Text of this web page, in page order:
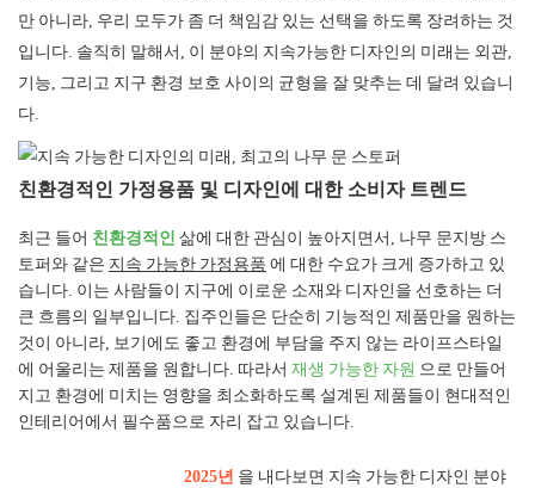
만 아니라, 우리 모두가 좀 더 책임감 있는 선택을 하도록 장려하는 것
입니다. 솔직히 말해서, 이 분야의 지속가능한 디자인의 미래는 외관,
기능, 그리고 지구 환경 보호 사이의 균형을 잘 맞추는 데 달려 있습니
다.
친환경적인 가정용품 및 디자인에 대한 소비자 트렌드
최근 들어 친환경적인 삶에 대한 관심이 높아지면서, 나무 문지방 스
토퍼와 같은 지속 가능한 가정용품 에 대한 수요가 크게 증가하고 있
습니다. 이는 사람들이 지구에 이로운 소재와 디자인을 선호하는 더
큰 흐름의 일부입니다. 집주인들은 단순히 기능적인 제품만을 원하는
것이 아니라, 보기에도 좋고 환경에 부담을 주지 않는 라이프스타일
에 어울리는 제품을 원합니다. 따라서 재생 가능한 자원 으로 만들어
지고 환경에 미치는 영향을 최소화하도록 설계된 제품들이 현대적인
인테리어에서 필수품으로 자리 잡고 있습니다.
2025년 을 내다보면 지속 가능한 디자인 분야